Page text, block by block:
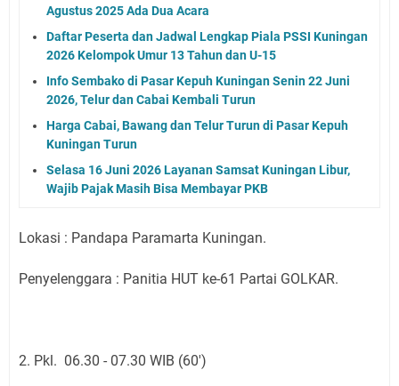
Agustus 2025 Ada Dua Acara
Daftar Peserta dan Jadwal Lengkap Piala PSSI Kuningan
2026 Kelompok Umur 13 Tahun dan U-15
Info Sembako di Pasar Kepuh Kuningan Senin 22 Juni
2026, Telur dan Cabai Kembali Turun
Harga Cabai, Bawang dan Telur Turun di Pasar Kepuh
Kuningan Turun
Selasa 16 Juni 2026 Layanan Samsat Kuningan Libur,
Wajib Pajak Masih Bisa Membayar PKB
Lokasi : Pandapa Paramarta Kuningan.
Penyelenggara : Panitia HUT ke-61 Partai GOLKAR.
2. Pkl. 06.30 - 07.30 WIB (60')